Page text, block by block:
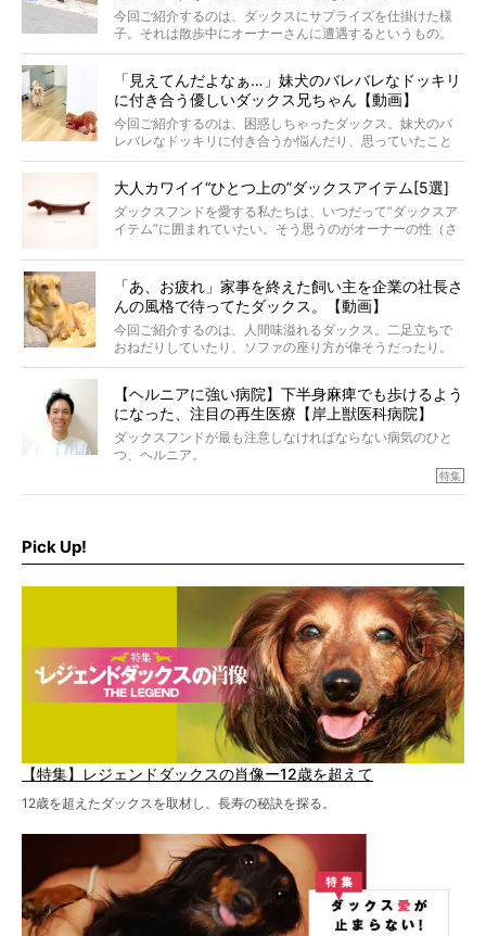
してくれました。
今回ご紹介するのは、ダックスにサプライズを仕掛けた様
子。それは散歩中にオーナーさんに遭遇するというもの。
戸惑って歩きを止めたり、すぐに気付いて追いかけたり、
「見えてんだよなぁ…」妹犬のバレバレなドッキリ
に付き合う優しいダックス兄ちゃん【動画】
今回ご紹介するのは、困惑しちゃったダックス。妹犬のバ
レバレなドッキリに付き合うか悩んだり、思っていたこと
と違う事態に陥ったり。そんなお悩み全開なダックスの様
大人カワイイ“ひとつ上の”ダックスアイテム[5選]
ダックスフンドを愛する私たちは、いつだって“ダックスア
イテム”に囲まれていたい。そう思うのがオーナーの性（さ
ムをご紹介。
「あ、お疲れ」家事を終えた飼い主を企業の社長さ
んの風格で待ってたダックス。【動画】
今回ご紹介するのは、人間味溢れるダックス。二足立ちで
おねだりしていたり、ソファの座り方が偉そうだったり。
今にも言葉を発しそうなダックスの姿は、もう人間にしか
【ヘルニアに強い病院】下半身麻痺でも歩けるよう
になった、注目の再生医療【岸上獣医科病院】
ダックスフンドが最も注意しなければならない病気のひと
つ、ヘルニア。
特集『ヘルニアに、負けない』では、ヘルニアに強い動物
を点滴投与する治療により、歩けなかった子が投与37日で
特集
Pick Up!
【特集】レジェンドダックスの肖像ー12歳を超えて
12歳を超えたダックスを取材し、長寿の秘訣を探る。